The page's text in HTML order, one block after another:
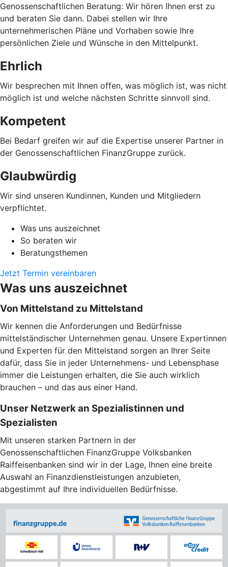
Genossenschaftlichen Beratung: Wir hören Ihnen erst zu
und beraten Sie dann. Dabei stellen wir Ihre
unternehmerischen Pläne und Vorhaben sowie Ihre
persönlichen Ziele und Wünsche in den Mittelpunkt.
Ehrlich
Wir besprechen mit Ihnen offen, was möglich ist, was nicht
möglich ist und welche nächsten Schritte sinnvoll sind.
Kompetent
Bei Bedarf greifen wir auf die Expertise unserer Partner in
der Genossenschaftlichen FinanzGruppe zurück.
Glaubwürdig
Wir sind unseren Kundinnen, Kunden und Mitgliedern
verpflichtet.
Was uns auszeichnet
So beraten wir
Beratungsthemen
Jetzt Termin vereinbaren
Was uns auszeichnet
Von Mittelstand zu Mittelstand
Wir kennen die Anforderungen und Bedürfnisse
mittelständischer Unternehmen genau. Unsere Expertinnen
und Experten für den Mittelstand sorgen an Ihrer Seite
dafür, dass Sie in jeder Unternehmens- und Lebensphase
immer die Leistungen erhalten, die Sie auch wirklich
brauchen – und das aus einer Hand.
Unser Netzwerk an Spezialistinnen und
Spezialisten
Mit unseren starken Partnern in der
Genossenschaftlichen FinanzGruppe Volksbanken
Raiffeisenbanken sind wir in der Lage, Ihnen eine breite
Auswahl an Finanzdienstleistungen anzubieten,
abgestimmt auf Ihre individuellen Bedürfnisse.